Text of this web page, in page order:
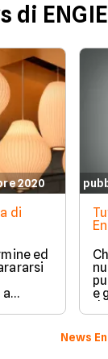
di
2020
di
ed
2020.
e
News